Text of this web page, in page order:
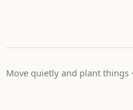
Move quietly and plant things